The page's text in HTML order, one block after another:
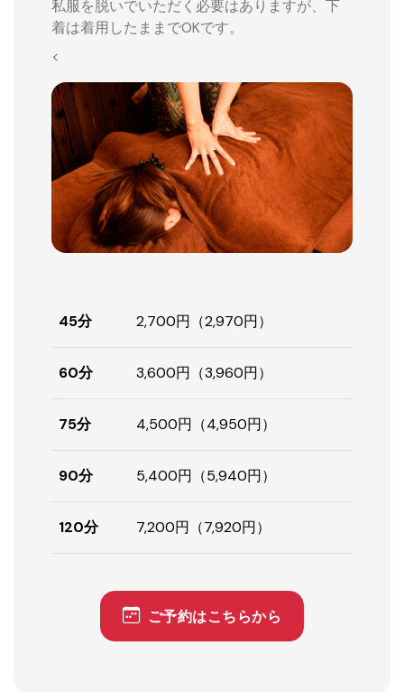
私服を脱いでいただく必要はありますが、下
着は着用したままでOKです。
<
45分 2,700円（2,970円）
60分 3,600円（3,960円）
75分 4,500円（4,950円）
90分 5,400円（5,940円）
120分 7,200円（7,920円）
ご予約はこちらから